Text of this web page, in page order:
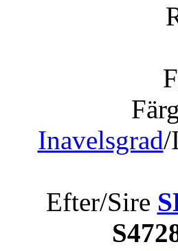
Inavelsgrad/
Efter/Sire